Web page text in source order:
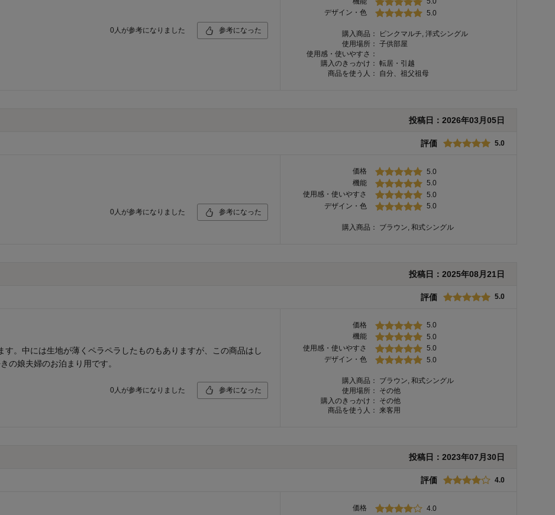
0 人が参考になりました 参考になった
デザイン・色
5.0
購入商品：
ピンクマルチ, 洋式シングル
使用場所： 子供部屋
使用感・使いやすさ：
購入のきっかけ： 転居・引越
商品を使う人：
自分、祖父祖母
投稿日： 2026年03月05日
評価 5.0
0 人が参考になりました 参考になった
価格
5.0
機能
5.0
使用感・使いやすさ
5.0
デザイン・色
5.0
購入商品： ブラウン, 和式シングル
投稿日： 2025年08月21日
評価 5.0
。中には生地が薄くペラペラしたものもありますが、この商品はし
の娘夫婦のお泊まり用です。
0 人が参考になりました 参考になった
価格
5.0
機能
5.0
使用感・使いやすさ
5.0
デザイン・色
5.0
購入商品：
ブラウン, 和式シングル
使用場所：
その他
購入のきっかけ：
その他
商品を使う人： 来客用
投稿日： 2023年07月30日
評価 4.0
価格 4.0